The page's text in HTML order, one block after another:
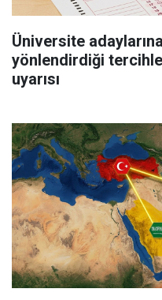
Üniversite
yönlendirdiği
uyarısı